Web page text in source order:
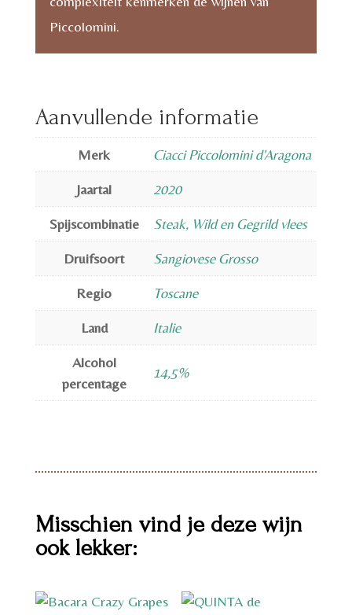
Piccolomini.
Aanvullende informatie
Merk Ciacci Piccolomini d'Aragona
Jaartal 2020
Spijscombinatie Steak, Wild en Gegrild vlees
Druifsoort Sangiovese Grosso
Regio Toscane
Land Italie
Alcohol
percentage
14,5%
Misschien vind je deze wijn
ook lekker: